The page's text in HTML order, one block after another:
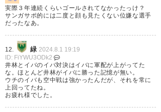
実際３年連続くらいゴールされてなかったっけ？
サンガサポ的には二度と顔も見たくない位嫌な選手
だったなあ。
12. 緑 2024.8.1 19:19
ID: FiYWU3ODk2
井林とイバのイバ対決はイバに軍配が上がってた
な。ほとんど井林がイバに勝った記憶が無い。
ウチのイバも空中戦は強かったんだが、それを常に
上回ってたね。
お疲れ様でした。